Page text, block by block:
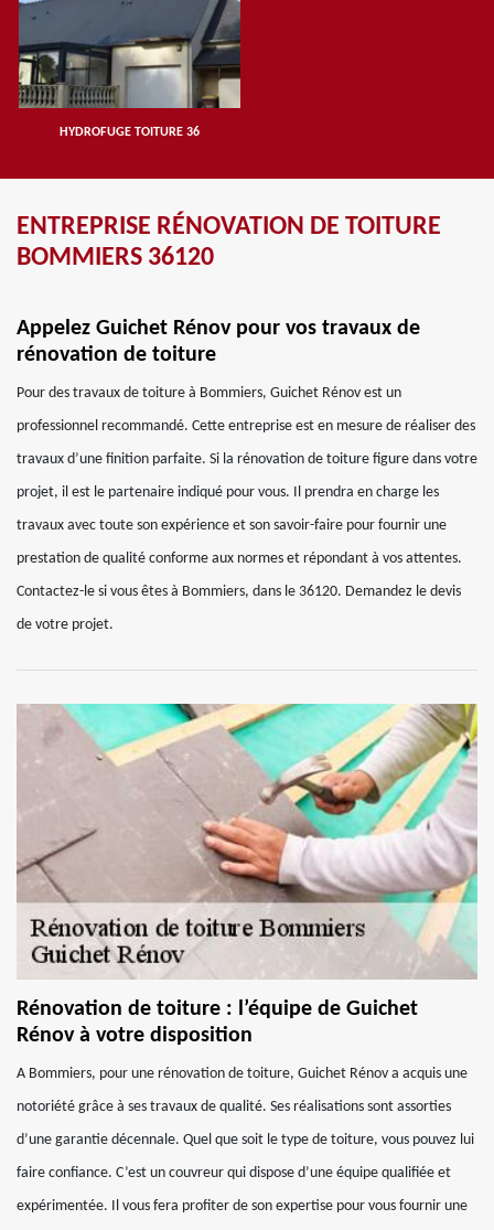
HYDROFUGE TOITURE 36
ENTREPRISE RÉNOVATION DE TOITURE
BOMMIERS 36120
Appelez Guichet Rénov pour vos travaux de
rénovation de toiture
Pour des travaux de toiture à Bommiers, Guichet Rénov est un
professionnel recommandé. Cette entreprise est en mesure de réaliser des
travaux d’une finition parfaite. Si la rénovation de toiture figure dans votre
projet, il est le partenaire indiqué pour vous. Il prendra en charge les
travaux avec toute son expérience et son savoir-faire pour fournir une
prestation de qualité conforme aux normes et répondant à vos attentes.
Contactez-le si vous êtes à Bommiers, dans le 36120. Demandez le devis
de votre projet.
Rénovation de toiture : l’équipe de Guichet
Rénov à votre disposition
A Bommiers, pour une rénovation de toiture, Guichet Rénov a acquis une
notoriété grâce à ses travaux de qualité. Ses réalisations sont assorties
d’une garantie décennale. Quel que soit le type de toiture, vous pouvez lui
faire confiance. C’est un couvreur qui dispose d’une équipe qualifiée et
expérimentée. Il vous fera profiter de son expertise pour vous fournir une